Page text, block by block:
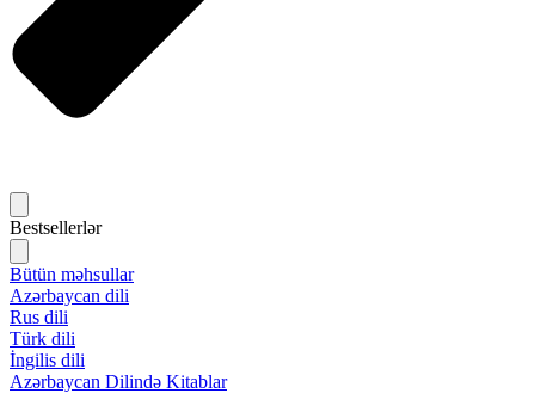
Bestsellerlər
Bütün məhsullar
Azərbaycan dili
Rus dili
Türk dili
İngilis dili
Azərbaycan Dilində Kitablar